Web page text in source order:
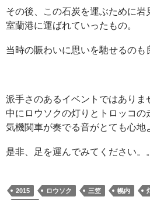
その後、この石炭を運ぶために
室蘭港に運ばれていったもの。
当時の賑わいに思いを馳せるのも
派手さのあるイベントではありま
中にロウソクの灯りとトロッコの
気機関車が奏でる音がとても心地
是非、足を運んでみてください。。
2015 ロウソク 三笠 幌内